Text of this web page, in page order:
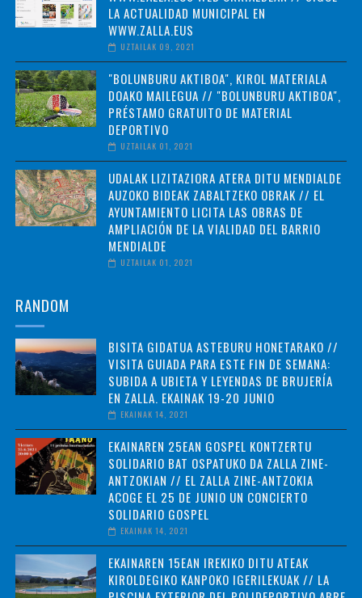
LA ACTUALIDAD MUNICIPAL EN
WWW.ZALLA.EUS
UZTAILAK 09, 2021
"BOLUNBURU AKTIBOA", KIROL MATERIALA
DOAKO MAILEGUA // "BOLUNBURU AKTIBOA",
PRÉSTAMO GRATUITO DE MATERIAL
DEPORTIVO
UZTAILAK 01, 2021
UDALAK LIZITAZIORA ATERA DITU MENDIALDE
AUZOKO BIDEAK ZABALTZEKO OBRAK // EL
AYUNTAMIENTO LICITA LAS OBRAS DE
AMPLIACIÓN DE LA VIALIDAD DEL BARRIO
MENDIALDE
UZTAILAK 01, 2021
RANDOM
BISITA GIDATUA ASTEBURU HONETARAKO //
VISITA GUIADA PARA ESTE FIN DE SEMANA:
SUBIDA A UBIETA Y LEYENDAS DE BRUJERÍA
EN ZALLA. EKAINAK 19-20 JUNIO
EKAINAK 14, 2021
EKAINAREN 25EAN GOSPEL KONTZERTU
SOLIDARIO BAT OSPATUKO DA ZALLA ZINE-
ANTZOKIAN // EL ZALLA ZINE-ANTZOKIA
ACOGE EL 25 DE JUNIO UN CONCIERTO
SOLIDARIO GOSPEL
EKAINAK 14, 2021
EKAINAREN 15EAN IREKIKO DITU ATEAK
KIROLDEGIKO KANPOKO IGERILEKUAK // LA